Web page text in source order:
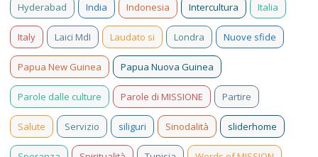
Hyderabad India Indonesia Intercultura Italia
Italy Laici MdI Laudato si Londra Nuove sfide
Papua New Guinea Papua Nuova Guinea
Parole dalle culture Parole di MISSIONE Partire
Salute Servizio siliguri Sinodalità sliderhome